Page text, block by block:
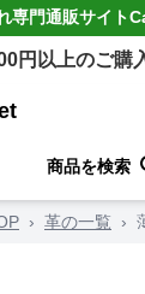
専門通販サイト
円以上のご購
商品を検索
› 革の一覧 ›